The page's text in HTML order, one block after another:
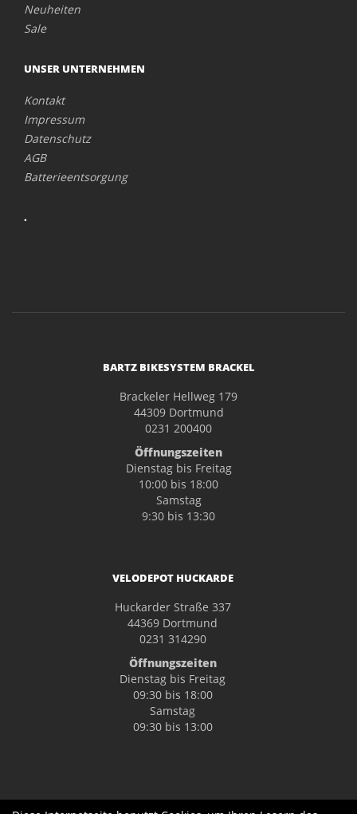
Neuheiten
Sale
UNSER UNTERNEHMEN
Kontakt
Impressum
Datenschutz
AGB
Batterieentsorgung
.
BARTZ BIKESYSTEM BRACKEL
Brackeler Hellweg 179
44309 Dortmund
0231 200400
Öffnungszeiten
Dienstag bis Freitag
10:00 bis 18:00
Samstag
9:30 bis 13:30
VELODEPOT HUCKARDE
Huckarder Straße 337
44369 Dortmund
0231 314290
Öffnungszeiten
Dienstag bis Freitag
09:30 bis 18:00
Samstag
09:30 bis 13:00